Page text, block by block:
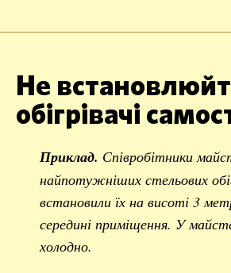
Не
обігрівачі
Приклад. Співробітники
найпотужніших стельових
встановили їх на висоті 3
середині приміщення. У
холодно.